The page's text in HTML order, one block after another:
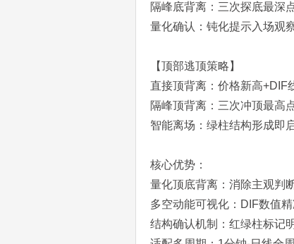
隔峰底背离：三次探底最深
量化确认：钝化提示入场观
【顶部逃顶策略】
直接顶背离：价格新高+DIF
隔峰顶背离：三次冲顶最高
智能离场：绿柱结构形成即
核心优势：
量化顶底背离：消除主观判
多空动能可视化：DIF数值
结构确认机制：红绿柱标记